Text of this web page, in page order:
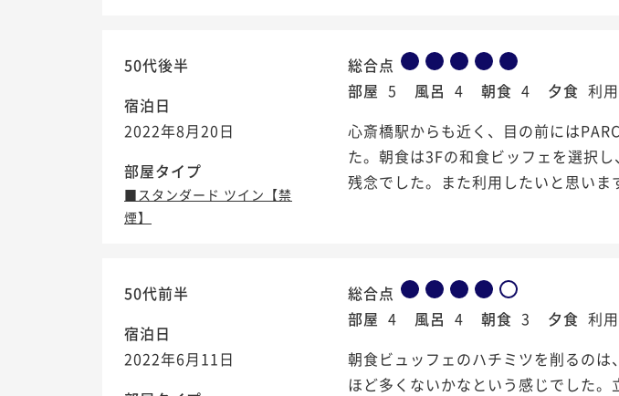
50代後半
宿泊日
2022年8月20日
部屋タイプ
■スタンダード ツイン【禁
煙】
総合点
部屋 5 風呂 4 朝食 4 夕食 利
心斎橋駅からも近く、目の前には
た。朝食は3Fの和食ビッフェを選択
残念でした。また利用したいと思いま
50代前半
宿泊日
2022年6月11日
総合点
部屋 4 風呂 4 朝食 3 夕食 利
朝食ビュッフェのハチミツを削るの
ほど多くないかなという感じでした。